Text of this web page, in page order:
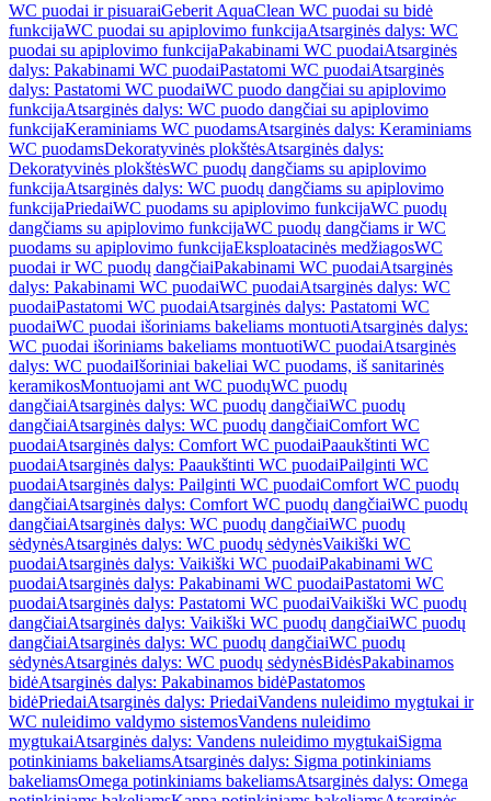
WC puodai ir pisuaraiGeberit AquaClean WC puodai su bidė
funkcijaWC puodai su apiplovimo funkcijaAtsarginės dalys: WC
puodai su apiplovimo funkcijaPakabinami WC puodaiAtsarginės
dalys: Pakabinami WC puodaiPastatomi WC puodaiAtsarginės
dalys: Pastatomi WC puodaiWC puodo dangčiai su apiplovimo
funkcijaAtsarginės dalys: WC puodo dangčiai su apiplovimo
funkcijaKeraminiams WC puodamsAtsarginės dalys: Keraminiams
WC puodamsDekoratyvinės plokštėsAtsarginės dalys:
Dekoratyvinės plokštėsWC puodų dangčiams su apiplovimo
funkcijaAtsarginės dalys: WC puodų dangčiams su apiplovimo
funkcijaPriedaiWC puodams su apiplovimo funkcijaWC puodų
dangčiams su apiplovimo funkcijaWC puodų dangčiams ir WC
puodams su apiplovimo funkcijaEksploatacinės medžiagosWC
puodai ir WC puodų dangčiaiPakabinami WC puodaiAtsarginės
dalys: Pakabinami WC puodaiWC puodaiAtsarginės dalys: WC
puodaiPastatomi WC puodaiAtsarginės dalys: Pastatomi WC
puodaiWC puodai išoriniams bakeliams montuotiAtsarginės dalys:
WC puodai išoriniams bakeliams montuotiWC puodaiAtsarginės
dalys: WC puodaiIšoriniai bakeliai WC puodams, iš sanitarinės
keramikosMontuojami ant WC puodųWC puodų
dangčiaiAtsarginės dalys: WC puodų dangčiaiWC puodų
dangčiaiAtsarginės dalys: WC puodų dangčiaiComfort WC
puodaiAtsarginės dalys: Comfort WC puodaiPaaukštinti WC
puodaiAtsarginės dalys: Paaukštinti WC puodaiPailginti WC
puodaiAtsarginės dalys: Pailginti WC puodaiComfort WC puodų
dangčiaiAtsarginės dalys: Comfort WC puodų dangčiaiWC puodų
dangčiaiAtsarginės dalys: WC puodų dangčiaiWC puodų
sėdynėsAtsarginės dalys: WC puodų sėdynėsVaikiški WC
puodaiAtsarginės dalys: Vaikiški WC puodaiPakabinami WC
puodaiAtsarginės dalys: Pakabinami WC puodaiPastatomi WC
puodaiAtsarginės dalys: Pastatomi WC puodaiVaikiški WC puodų
dangčiaiAtsarginės dalys: Vaikiški WC puodų dangčiaiWC puodų
dangčiaiAtsarginės dalys: WC puodų dangčiaiWC puodų
sėdynėsAtsarginės dalys: WC puodų sėdynėsBidėsPakabinamos
bidėAtsarginės dalys: Pakabinamos bidėPastatomos
bidėPriedaiAtsarginės dalys: PriedaiVandens nuleidimo mygtukai ir
WC nuleidimo valdymo sistemosVandens nuleidimo
mygtukaiAtsarginės dalys: Vandens nuleidimo mygtukaiSigma
potinkiniams bakeliamsAtsarginės dalys: Sigma potinkiniams
bakeliamsOmega potinkiniams bakeliamsAtsarginės dalys: Omega